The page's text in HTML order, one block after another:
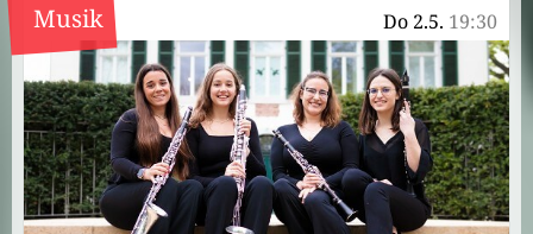
Do 2.5. 19:30
Musik